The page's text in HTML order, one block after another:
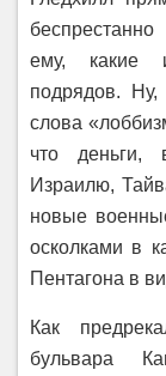
ему, какие
подрядов.
слова
что деньги,
Израилю,
новые
осколками в
Пентагона в
Как
бульвара